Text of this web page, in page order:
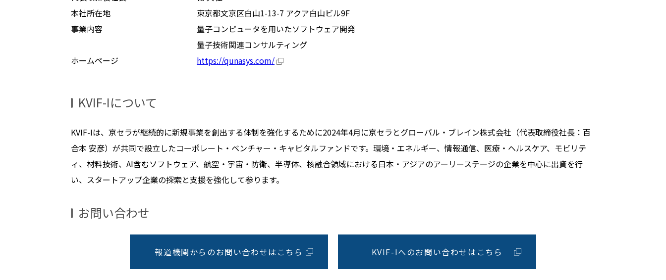
本社所在地
東京都文京区白山1-13-7 アクア白山ビル9F
事業内容
量子コンピュータを用いたソフトウェア開発
量子技術関連コンサルティング
ホームページ
https://qunasys.com/
KVIF-Iについて
KVIF-Iは、京セラが継続的に新規事業を創出する体制を強化するために2024年4月に京セラとグローバル・ブレイン株式会社（代表取締役社長：百
合本 安彦）が共同で設立したコーポレート・ベンチャー・キャピタルファンドです。環境・エネルギー、情報通信、医療・ヘルスケア、モビリテ
ィ、材料技術、AI含むソフトウェア、航空・宇宙・防衛、半導体、核融合領域における日本・アジアのアーリーステージの企業を中心に出資を行
い、スタートアップ企業の探索と支援を強化して参ります。
お問い合わせ
報道機関からのお問い合わせはこちら KVIF-Iへのお問い合わせはこちら